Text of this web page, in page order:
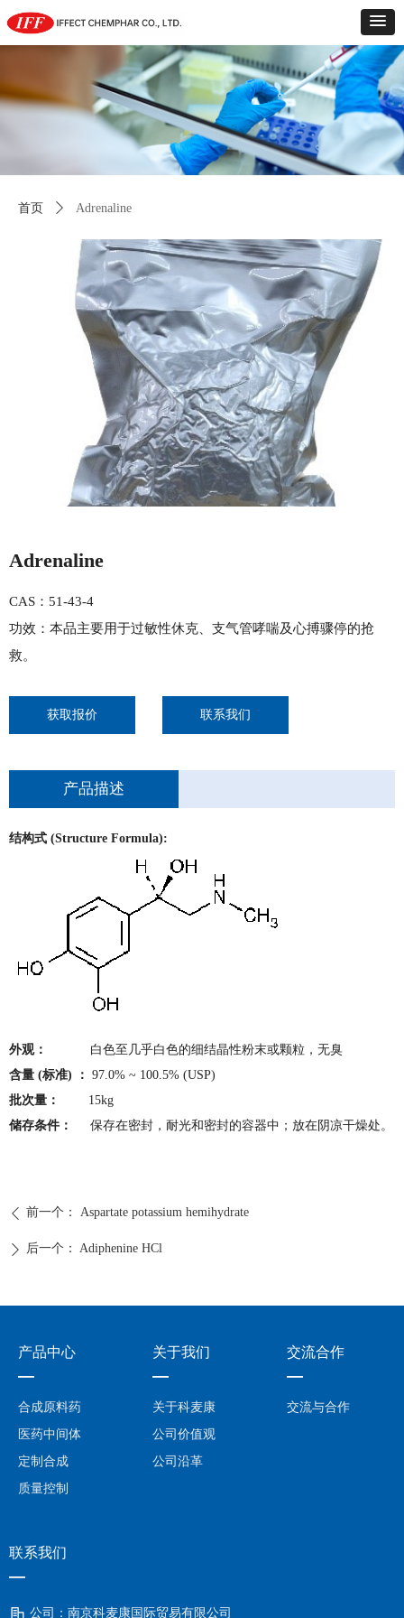
Adrenaline
ꄴ 前一个： Aspartate potassium hemihydrate
ꄲ 后一个： Adiphenine HCl
首页 ꄲ Adrenaline
CAS：51-43-4
功效：本品主要用于过敏性休克、支气管哮喘及心搏骤停的抢
救。
获取报价 联系我们
产品描述
结构式 (Structure Formula):
外观： 白色至几乎白色的细结晶性粉末或颗粒，无臭
含量 (标准) ： 97.0% ~ 100.5% (USP)
批次量： 15kg
储存条件： 保存在密封，耐光和密封的容器中；放在阴凉干燥处。
联系我们
—
公司： 南京科麦康国际贸易有限公司
合成原料药
医药中间体
定制合成
质量控制
产品中心
—
关于科麦康
公司价值观
公司沿革
关于我们
—
交流合作
—
交流与合作